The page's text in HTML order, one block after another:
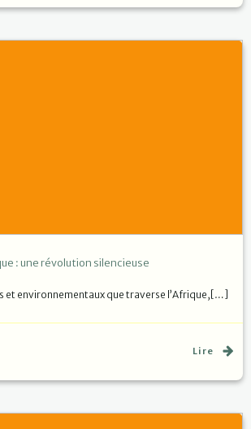
: une révolution silencieuse
et environnementaux que traverse l’Afrique,[…]
Lire